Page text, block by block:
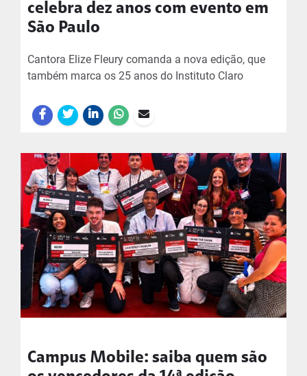
celebra dez anos com evento em
São Paulo
Cantora Elize Fleury comanda a nova edição, que
também marca os 25 anos do Instituto Claro
Campus Mobile: saiba quem são